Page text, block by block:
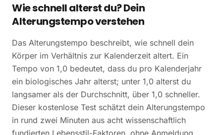
Wie schnell alterst du? Dein
Alterungstempo verstehen
Das Alterungstempo beschreibt, wie schnell dein
Körper im Verhältnis zur Kalenderzeit altert. Ein
Tempo von 1,0 bedeutet, dass du pro Kalenderjahr
ein biologisches Jahr alterst; unter 1,0 alterst du
langsamer als der Durchschnitt, über 1,0 schneller.
Dieser kostenlose Test schätzt dein Alterungstempo
in rund zwei Minuten aus acht wissenschaftlich
fundierten Lebensstil-Faktoren, ohne Anmeldung.